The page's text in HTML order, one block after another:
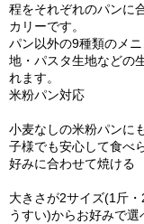
程をそれぞれのパンに
カリーです。
パン以外の9種類のメ
地・パスタ生地などの
れます。
米粉パン対応
小麦なしの米粉パンに
子様でも安心して食べ
好みに合わせて焼ける
大きさが2サイズ(1斤
うすい)からお好みで選